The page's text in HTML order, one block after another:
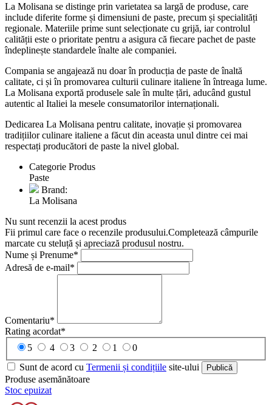
La Molisana se distinge prin varietatea sa largă de produse, care
include diferite forme și dimensiuni de paste, precum și specialități
regionale. Materiile prime sunt selecționate cu grijă, iar controlul
calității este o prioritate pentru a asigura că fiecare pachet de paste
îndeplinește standardele înalte ale companiei.
Compania se angajează nu doar în producția de paste de înaltă
calitate, ci și în promovarea culturii culinare italiene în întreaga lume.
La Molisana exportă produsele sale în multe țări, aducând gustul
autentic al Italiei la mesele consumatorilor internaționali.
Dedicarea La Molisana pentru calitate, inovație și promovarea
tradițiilor culinare italiene a făcut din aceasta unul dintre cei mai
respectați producători de paste la nivel global.
Categorie Produs
Paste
Brand:
La Molisana
Nu sunt recenzii la acest produs
Fii primul care face o recenzile produsului.Completează câmpurile
marcate cu steluță și apreciază produsul nostru.
Nume și Prenume*
Adresă de e-mail*
Comentariu*
Rating acordat*
5
4 3 2 1
0
Sunt de acord cu Termenii și condițiile site-ului Publică
Produse asemănătoare
Stoc epuizat